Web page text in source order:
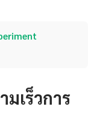
เร็วการ